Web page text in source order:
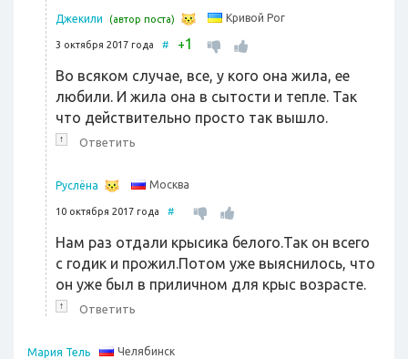
Джекили (автор поста) Кривой Рог
3 октября 2017 года # +1
Во всяком случае, все, у кого она жила, ее
любили. И жила она в сытости и тепле. Так
что действительно просто так вышло.
↑ Ответить
Руслёна Москва
10 октября 2017 года #
Нам раз отдали крысика белого.Так он всего
с годик и прожил.Потом уже выяснилось, что
он уже был в приличном для крыс возрасте.
↑ Ответить
Мария Тель Челябинск